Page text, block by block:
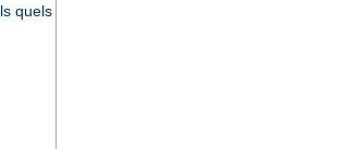
quels